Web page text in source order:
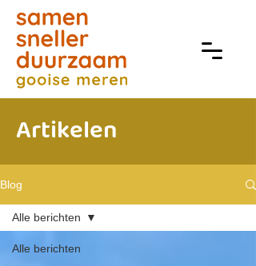
Artikelen
Blog
Alle berichten
Alle berichten